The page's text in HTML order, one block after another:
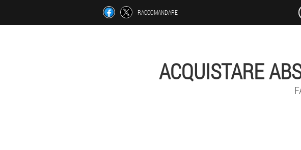
RACCOMANDARE
ACQUISTARE